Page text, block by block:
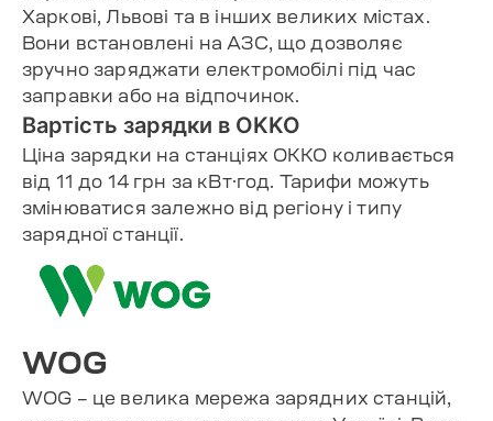
Харкові, Львові та в інших великих містах.
Вони встановлені на АЗС, що дозволяє
зручно заряджати електромобілі під час
заправки або на відпочинок.
Вартість зарядки в OKKO
Ціна зарядки на станціях OKKO коливається
від 11 до 14 грн за кВт·год. Тарифи можуть
змінюватися залежно від регіону і типу
зарядної станції.
WOG
WOG – це велика мережа зарядних станцій,